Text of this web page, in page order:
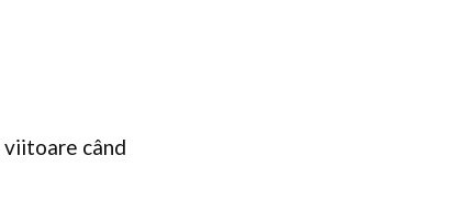
viitoare când